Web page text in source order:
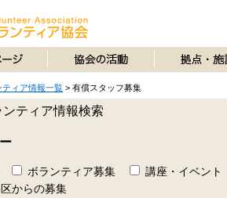
ティア情報一覧 > 有償スタッフ募集
ティア情報検索
ボランティア募集 講座・イベント
からの募集